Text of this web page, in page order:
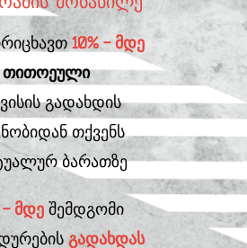
10% - მდე
თითოეული
გადახდის
თქვენს
ბარათზე
- მდე შემდგომი
გადახდას